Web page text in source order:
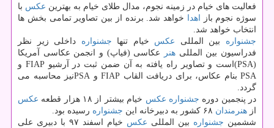
فعالیت های خیام در زمینه نجوم، مدال طلای خیام به بهترین عكس با
سوژه نجوم باز
اهدا
خواهد شد. برنده از بین تصاویر تمامی بخش ها
انتخاب خواهد شد.
جشنواره بین المللی عكس خیام تنها جشنواره داخلی زیر نظر
فدراسیون بین المللی هنر
عكاسی (فیاپ) و انجمن عكاسی آمریكا
(PSA)است و تصاویر راه یافته به آن ضمن ثبت در آرشیو FIAP و
PSA بنام عكاس، برای دریافت القاب FIAP و PSAنیز محاسبه می
گردد.
در پنجمین دوره جشنواره عكس خیام بیشتر از ۱۸ هزار قطعه
عكس
از هنرمندان جشنواره رسیده بود.
ششمین جشنواره بین المللی عكس
خیام اسفند ۹۷ با دبیری علی